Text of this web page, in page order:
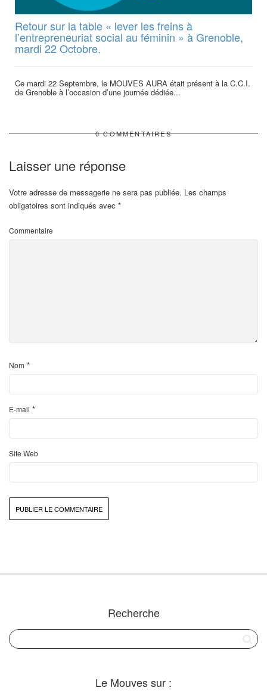
Retour sur la table « lever les freins à
l’entrepreneuriat social au féminin » à Grenoble,
mardi 22 Octobre.
Ce mardi 22 Septembre, le MOUVES AURA était présent à la C.C.I.
de Grenoble à l’occasion d’une journée dédiée...
0 COMMENTAIRES
Laisser une réponse
Votre adresse de messagerie ne sera pas publiée. Les champs
obligatoires sont indiqués avec *
Commentaire
Nom *
E-mail *
Site Web
Recherche
Le Mouves sur :